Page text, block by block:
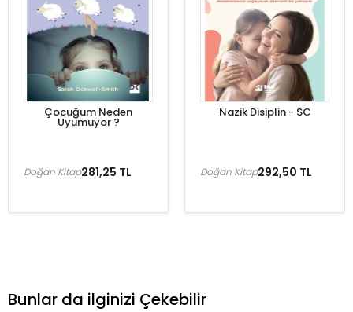
Çocuğum Neden
Uyumuyor ?
281,25 TL
Doğan Kitap
Nazik Disiplin - SC
292,50 TL
Doğan Kitap
Bunlar da ilginizi Çekebilir